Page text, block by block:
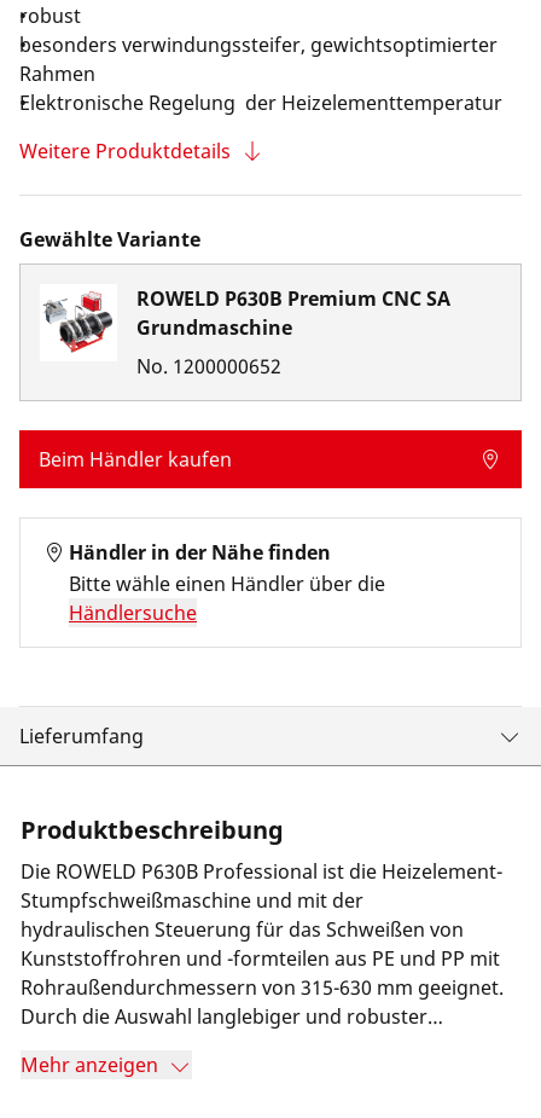
robust
besonders verwindungssteifer, gewichtsoptimierter
Rahmen
Elektronische Regelung der Heizelementtemperatur
Weitere Produktdetails
Gewählte Variante
ROWELD P630B Premium CNC SA
Grundmaschine
No. 1200000652
Beim Händler kaufen
Händler in der Nähe finden
Bitte wähle einen Händler über die
Händlersuche
Lieferumfang
Produktbeschreibung
Die ROWELD P630B Professional ist die Heizelement-
Stumpfschweißmaschine und mit der
hydraulischen Steuerung für das Schweißen von
Kunststoffrohren und -formteilen aus PE und PP mit
Rohraußendurchmessern von 315-630 mm geeignet.
Durch die Auswahl langlebiger und robuster
zuverlässige Arbeitsweise gewährleistet.Mit der
Mehr anzeigen